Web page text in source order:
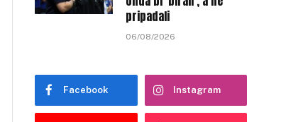
pripadali
06/08/2026
Facebook Instagram